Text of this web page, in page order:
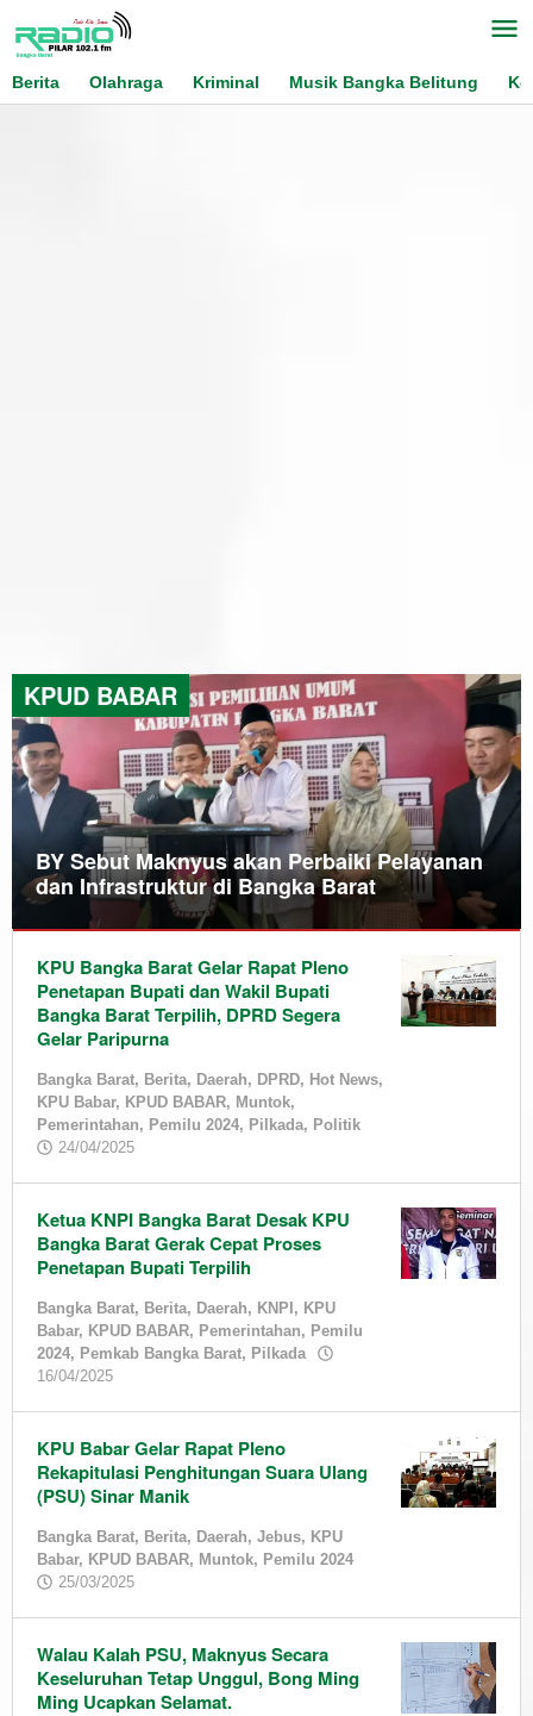
content
Berita
Olahraga Kriminal Musik Bangka Belitung
BY Sebut Maknyus akan Perbaiki Pelayanan
dan Infrastruktur di Bangka Barat
Barat,
Berita,
Daerah,
KPU
Babar,
KPUD
BABAR,
Pemilu
2024,
Pemkab
Barat
24/04/2025
KPUD BABAR
KPU Bangka Barat Gelar Rapat Pleno
Penetapan Bupati dan Wakil Bupati
Bangka Barat Terpilih, DPRD Segera
Gelar Paripurna
Bangka Barat, Berita, Daerah, DPRD, Hot News,
KPU Babar, KPUD BABAR, Muntok,
Pemerintahan, Pemilu 2024, Pilkada, Politik
24/04/2025
Ketua KNPI Bangka Barat Desak KPU
Bangka Barat Gerak Cepat Proses
Penetapan Bupati Terpilih
Bangka Barat, Berita, Daerah, KNPI , KPU
Babar, KPUD BABAR, Pemerintahan, Pemilu
2024, Pemkab Bangka Barat, Pilkada
16/04/2025
KPU Babar Gelar Rapat Pleno
Rekapitulasi Penghitungan Suara Ulang
(PSU) Sinar Manik
Bangka Barat, Berita, Daerah, Jebus, KPU
Babar, KPUD BABAR, Muntok, Pemilu 2024
25/03/2025
Walau Kalah PSU, Maknyus Secara
Keseluruhan Tetap Unggul, Bong Ming
Ming Ucapkan Selamat.